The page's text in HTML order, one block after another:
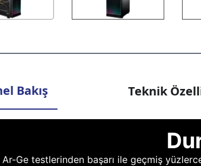
Bakış Teknik
Ar-Ge testlerinden başarı ile geçmiş